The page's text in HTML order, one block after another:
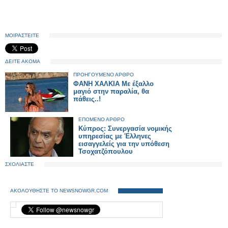
ΜΟΙΡΑΣΤΕΙΤΕ
ΔΕΙΤΕ ΑΚΟΜΑ
ΠΡΟΗΓΟΥΜΕΝΟ ΑΡΘΡΟ
ΦΑΝΗ ΧΑΛΚΙΑ Με έξαλλο
μαγιό στην παραλία, θα
πάθεις..!
ΕΠΟΜΕΝΟ ΑΡΘΡΟ
Κύπρος: Συνεργασία νομικής
υπηρεσίας με Έλληνες
εισαγγελείς για την υπόθεση
Τσοχατζόπουλου
ΣΧΟΛΙΑΣΤΕ
ΑΚΟΛΟΥΘΗΣΤΕ ΤΟ NEWSNOWGR.COM